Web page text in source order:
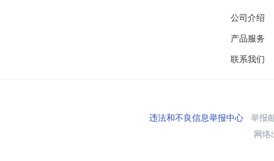
公司介绍
产品服务
联系我们
违法和不良信息举报中心举报
网